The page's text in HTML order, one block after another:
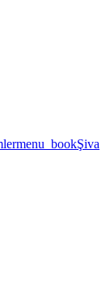
menu_bookŞiva